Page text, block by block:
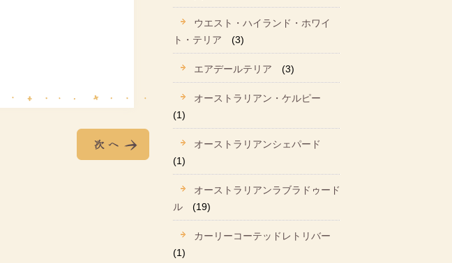
ウエスト・ハイランド・ホワイ
ト・テリア
(3)
エアデールテリア (3)
オーストラリアン・ケルピー
(1)
オーストラリアンシェパード
(1)
オーストラリアンラブラドゥード
ル
(19)
カーリーコーテッドレトリバー
(1)